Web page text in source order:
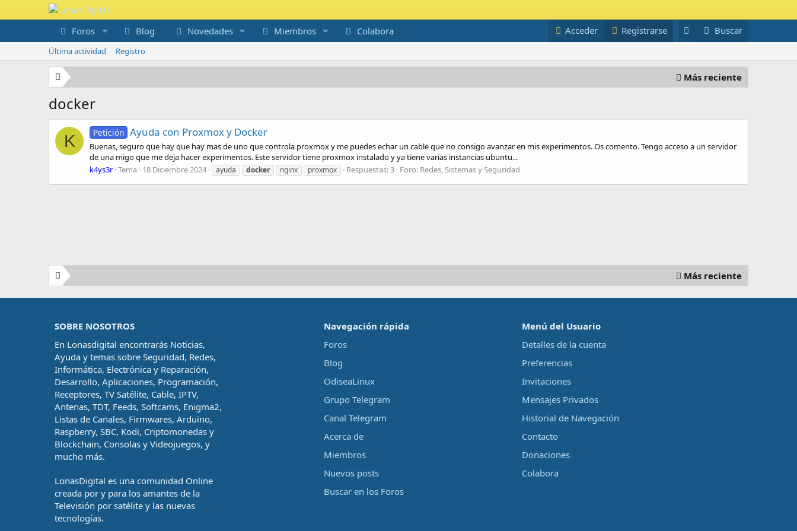
Foros Blog Novedades Miembros Colabora Acceder Registrarse Buscar
Última actividad Registro
Más reciente
docker
K Petición Ayuda con Proxmox y Docker
Buenas, seguro que hay que hay mas de uno que controla proxmox y me puedes echar un cable que no consigo avanzar en mis experimentos. Os comento. Tengo acceso a un servidor
de una migo que me deja hacer experimentos. Este servidor tiene proxmox instalado y ya tiene varias instancias ubuntu...
k4ys3r Tema 18 Diciembre 2024 ayuda docker nginx proxmox Respuestas: 3 Foro: Redes, Sistemas y Seguridad
Más reciente
SOBRE NOSOTROS
En Lonasdigital encontrarás Noticias,
Ayuda y temas sobre Seguridad, Redes,
Informática, Electrónica y Reparación,
Desarrollo, Aplicaciones, Programación,
Receptores, TV Satélite, Cable, IPTV,
Antenas, TDT, Feeds, Softcams, Enigma2,
Listas de Canales, Firmwares, Arduino,
Raspberry, SBC, Kodi, Criptomonedas y
Blockchain, Consolas y Videojuegos, y
mucho más.
LonasDigital es una comunidad Online
creada por y para los amantes de la
Televisión por satélite y las nuevas
tecnologías.
‎Navegación rápida‎
Foros
Blog
OdiseaLinux
Grupo Telegram
Canal Telegram
Acerca de
Miembros
Nuevos posts
Buscar en los Foros
Menú del Usuario
Detalles de la cuenta
Preferencias
Invitaciones
Mensajes Privados
Historial de Navegación
Contacto
Donaciones
Colabora